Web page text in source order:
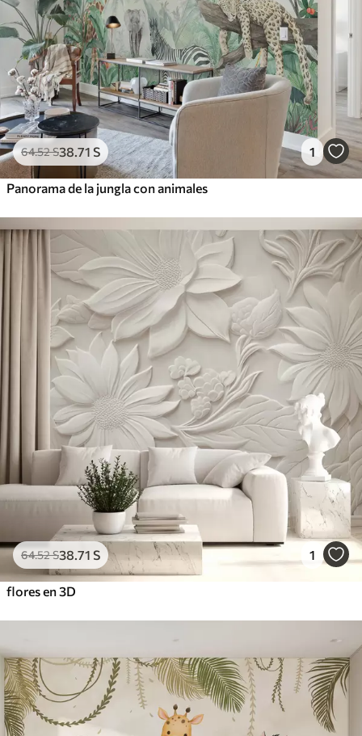
64.52S38 .71 S 1
Panorama de la jungla con animales
64.52S38 .71 S 1
flores en 3D